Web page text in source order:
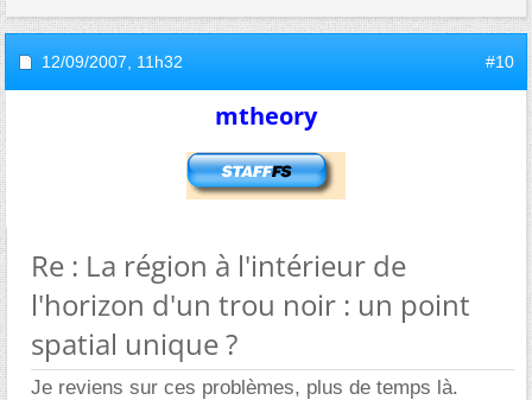
12/09/2007, 11h32 #10
mtheory
Re : La région à l'intérieur de
l'horizon d'un trou noir : un point
spatial unique ?
Je reviens sur ces problèmes, plus de temps là.